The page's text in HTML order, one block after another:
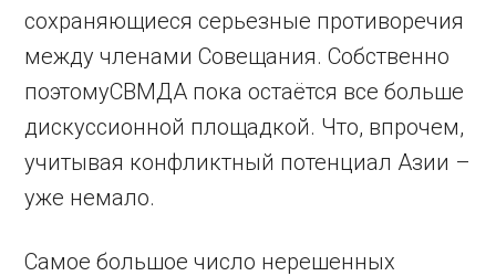
сохраняющиеся серьезные противоречия
между членами Совещания. Собственно
поэтомуСВМДА пока остаётся все больше
дискуссионной площадкой. Что, впрочем,
учитывая конфликтный потенциал Азии –
уже немало.
Самое большое число нерешенных